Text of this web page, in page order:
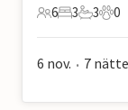
6 Gäster
6
3 Sovrum
3
3 Badrum
3
0
0
6 nov. • 7